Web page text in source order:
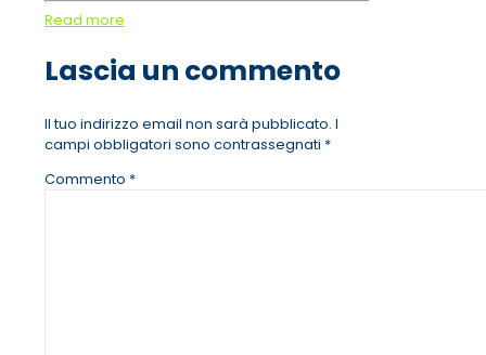
Read more
Lascia un commento
Il tuo indirizzo email non sarà pubblicato. I
campi obbligatori sono contrassegnati *
Commento *